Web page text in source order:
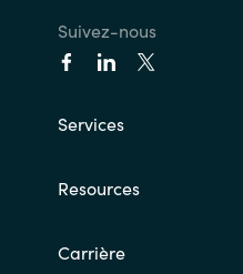
Suivez-nous
Services
Resources
Carrière